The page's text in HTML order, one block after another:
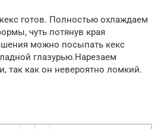
готов. Полностью охлаждаем
чуть потянув края
можно посыпать кекс
глазурью.Нарезаем
так как он невероятно ломкий.